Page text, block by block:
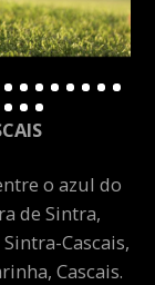
o azul do
de Sintra,
Cascais,
Cascais.